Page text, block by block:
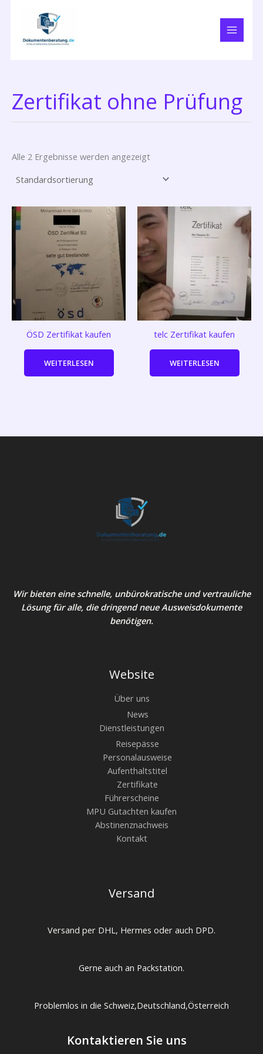
Zertifikat ohne Prüfung
Alle 2 Ergebnisse werden angezeigt
ÖSD Zertifikat kaufen
WEITERLESEN
telc Zertifikat kaufen
WEITERLESEN
Wir bieten eine schnelle, unbürokratische und vertrauliche
Lösung für alle, die dringend neue Ausweisdokumente
benötigen.
Website
Über uns
News
Dienstleistungen
Reisepässe
Personalausweise
Aufenthaltstitel
Zertifikate
Führerscheine
MPU Gutachten kaufen
Abstinenznachweis
Kontakt
Versand
Versand per DHL, Hermes oder auch DPD.
Gerne auch an Packstation.
Problemlos in die Schweiz,Deutschland,Österreich
Kontaktieren Sie uns